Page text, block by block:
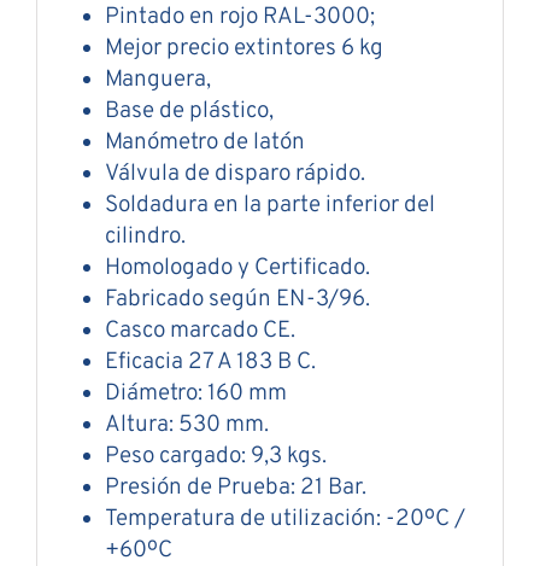
Pintado en rojo RAL-3000;
Mejor precio extintores 6 kg
Manguera,
Base de plástico,
Manómetro de latón
Válvula de disparo rápido.
Soldadura en la parte inferior del
cilindro.
Homologado y Certificado.
Fabricado según EN-3/96.
Casco marcado CE.
Eficacia 27 A 183 B C.
Diámetro: 160 mm
Altura: 530 mm.
Peso cargado: 9,3 kgs.
Presión de Prueba: 21 Bar.
Temperatura de utilización: -20ºC /
+60ºC